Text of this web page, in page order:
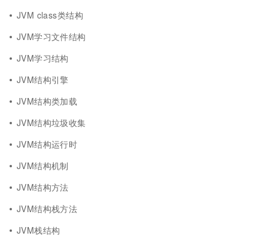
JVM class类结构
JVM学习文件结构
JVM学习结构
JVM结构引擎
JVM结构类加载
JVM结构垃圾收集
JVM结构运行时
JVM结构机制
JVM结构方法
JVM结构栈方法
JVM栈结构